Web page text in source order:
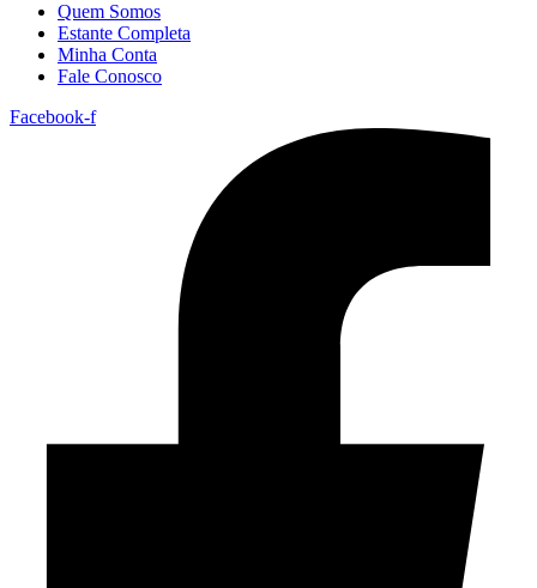
Quem Somos
Estante Completa
Minha Conta
Fale Conosco
Facebook-f